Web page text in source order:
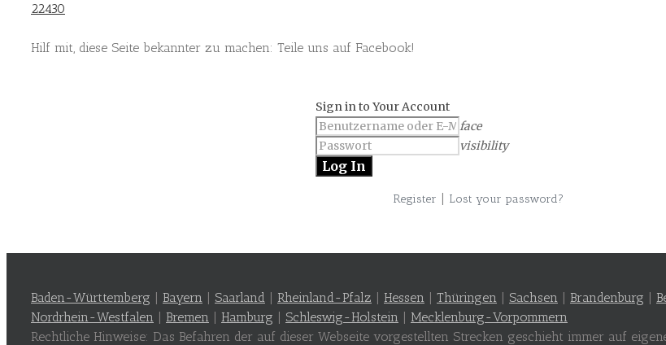
22430
Hilf mit, diese Seite bekannter zu machen: Teile uns auf Facebook!
Sign in to Your Account
face
visibility
Register | Lost your password?
Baden-Württemberg | Bayern | Saarland | Rheinland-Pfalz | Hessen | Thüringen | Sachsen | Brandenburg |
Nordrhein-Westfalen | Bremen | Hamburg | Schleswig-Holstein | Mecklenburg-Vorpommern
Rechtliche Hinweise: Das Befahren der auf dieser Webseite vorgestellten Strecken geschieht immer auf